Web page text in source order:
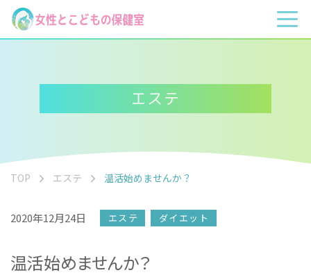
エステ
TOP エステ 温活始めませんか？
2020年12月24日 エステ ダイエット
温活始めませんか？